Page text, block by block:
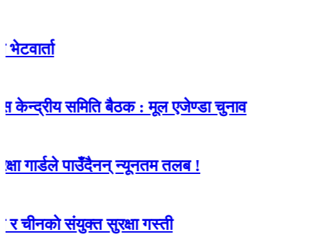
समिति बैठक : मूल एजेण्डा चुनाव
पाउँदैनन् न्यूनतम तलब !
संयुक्त सुरक्षा गस्ती